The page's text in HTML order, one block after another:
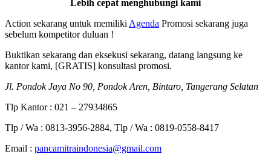
Lebih cepat menghubungi kami
Action sekarang untuk memiliki Agenda Promosi sekarang juga
sebelum kompetitor duluan !
Buktikan sekarang dan eksekusi sekarang, datang langsung ke
kantor kami, [GRATIS] konsultasi promosi.
Jl. Pondok Jaya No 90, Pondok Aren, Bintaro, Tangerang Selatan
Tlp Kantor : 021 – 27934865
Tlp / Wa : 0813-3956-2884, Tlp / Wa : 0819-0558-8417
Email : pancamitraindonesia@gmail.com